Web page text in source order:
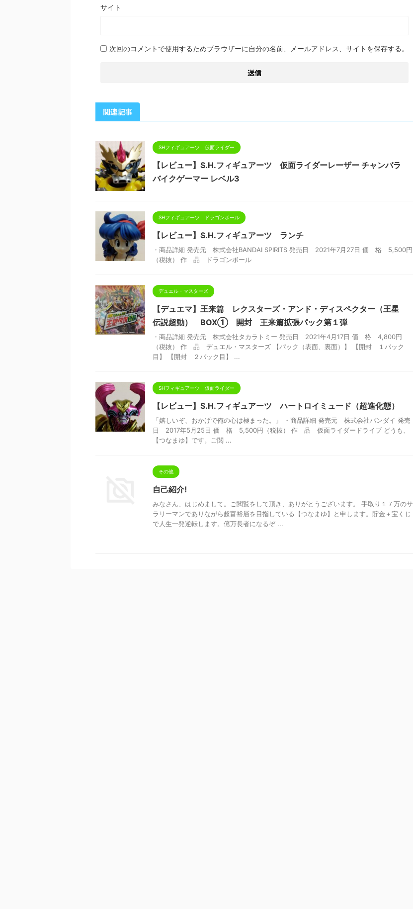
サイト
次回のコメントで使用するためブラウザーに自分の名前、メールアドレス、サイトを保存する。
関連記事
SHフィギュアーツ 仮面ライダー
【レビュー】S.H.フィギュアーツ 仮面ライダーレーザー チャンバラ
バイクゲーマー レベル3
SHフィギュアーツ ドラゴンボール
【レビュー】S.H.フィギュアーツ ランチ
・商品詳細 発売元 株式会社BANDAI SPIRITS 発売日 2021年7月27日 価 格 5,500円
（税抜） 作 品 ドラゴンボール
デュエル・マスターズ
【デュエマ】王来篇 レクスターズ・アンド・ディスペクター（王星
伝説超動） BOX① 開封 王来篇拡張パック第１弾
・商品詳細 発売元 株式会社タカラトミー 発売日 2021年4月17日 価 格 4,800円
（税抜） 作 品 デュエル・マスターズ 【パック（表面、裏面）】 【開封 １パック
目】 【開封 ２パック目】 ...
SHフィギュアーツ 仮面ライダー
【レビュー】S.H.フィギュアーツ ハートロイミュード（超進化態）
「嬉しいぞ、おかげで俺の心は極まった。」 ・商品詳細 発売元 株式会社バンダイ 発売
日 2017年5月25日 価 格 5,500円（税抜） 作 品 仮面ライダードライブ どうも、
【つなまゆ】です。ご閲 ...
その他
自己紹介!
みなさん、はじめまして。ご閲覧をして頂き、ありがとうございます。 手取り１７万のサ
ラリーマンでありながら超富裕層を目指している【つなまゆ】と申します。貯金＋宝くじ
で人生一発逆転します。億万長者になるぞ ...